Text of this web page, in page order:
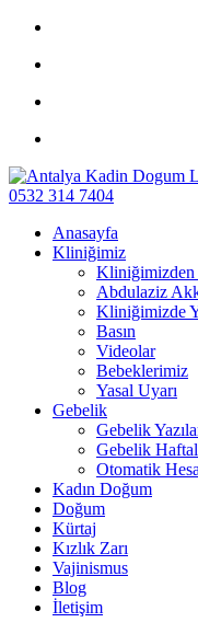
0532 314 7404
Anasayfa
Kliniğimiz
Kliniğimizden
Abdulaziz
Kliniğimizde
Basın
Videolar
Bebeklerimiz
Yasal Uyarı
Gebelik
Gebelik
Gebelik
Otomatik
Kadın Doğum
Doğum
Kürtaj
Kızlık Zarı
Vajinismus
Blog
İletişim